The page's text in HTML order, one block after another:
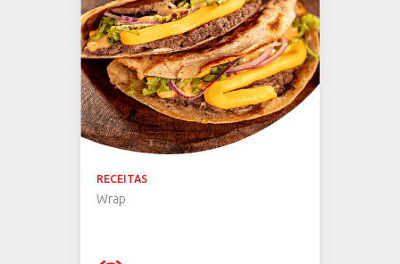
RECEITAS
Wrap